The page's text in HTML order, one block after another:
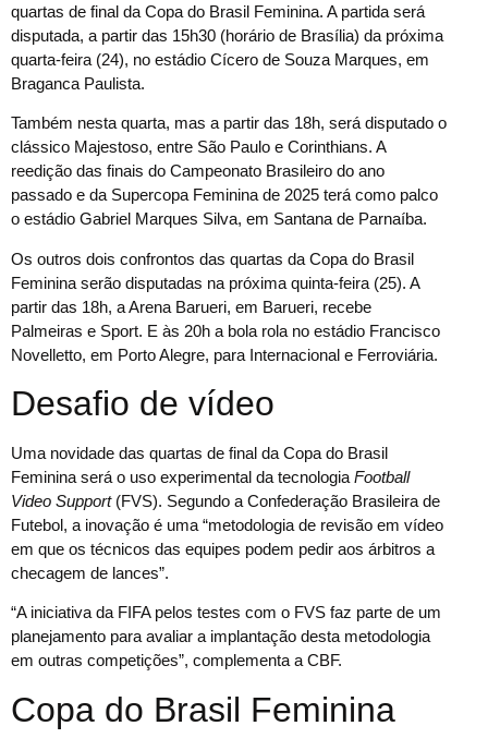
quartas de final da Copa do Brasil Feminina. A partida será
disputada, a partir das 15h30 (horário de Brasília) da próxima
quarta-feira (24), no estádio Cícero de Souza Marques, em
Braganca Paulista.
Também nesta quarta, mas a partir das 18h, será disputado o
clássico Majestoso, entre São Paulo e Corinthians. A
reedição das finais do Campeonato Brasileiro do ano
passado e da Supercopa Feminina de 2025 terá como palco
o estádio Gabriel Marques Silva, em Santana de Parnaíba.
Os outros dois confrontos das quartas da Copa do Brasil
Feminina serão disputadas na próxima quinta-feira (25). A
partir das 18h, a Arena Barueri, em Barueri, recebe
Palmeiras e Sport. E às 20h a bola rola no estádio Francisco
Novelletto, em Porto Alegre, para Internacional e Ferroviária.
Desafio de vídeo
Uma novidade das quartas de final da Copa do Brasil
Feminina será o uso experimental da tecnologia Football
Video Support(FVS). Segundo a Confederação Brasileira de
Futebol, a inovação é uma “metodologia de revisão em vídeo
em que os técnicos das equipes podem pedir aos árbitros a
checagem de lances”.
“A iniciativa da FIFA pelos testes com o FVS faz parte de um
planejamento para avaliar a implantação desta metodologia
em outras competições”, complementa a CBF.
Copa do Brasil Feminina